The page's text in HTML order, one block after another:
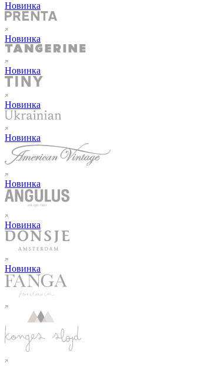
Новинка
Новинка
Новинка
Новинка
Новинка
Новинка
Новинка
Новинка